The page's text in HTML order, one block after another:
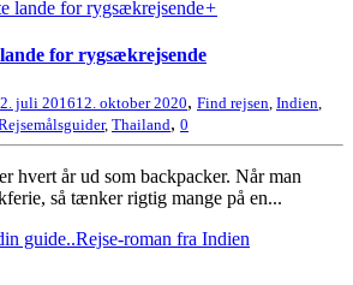
+
for rygsækrejsende
2. juli 201612. oktober 2020, Find rejsen, Indien,
, Thailand, 0
hvert år ud som backpacker. Når man
så tænker rigtig mange på en...
guide..Rejse-roman fra Indien